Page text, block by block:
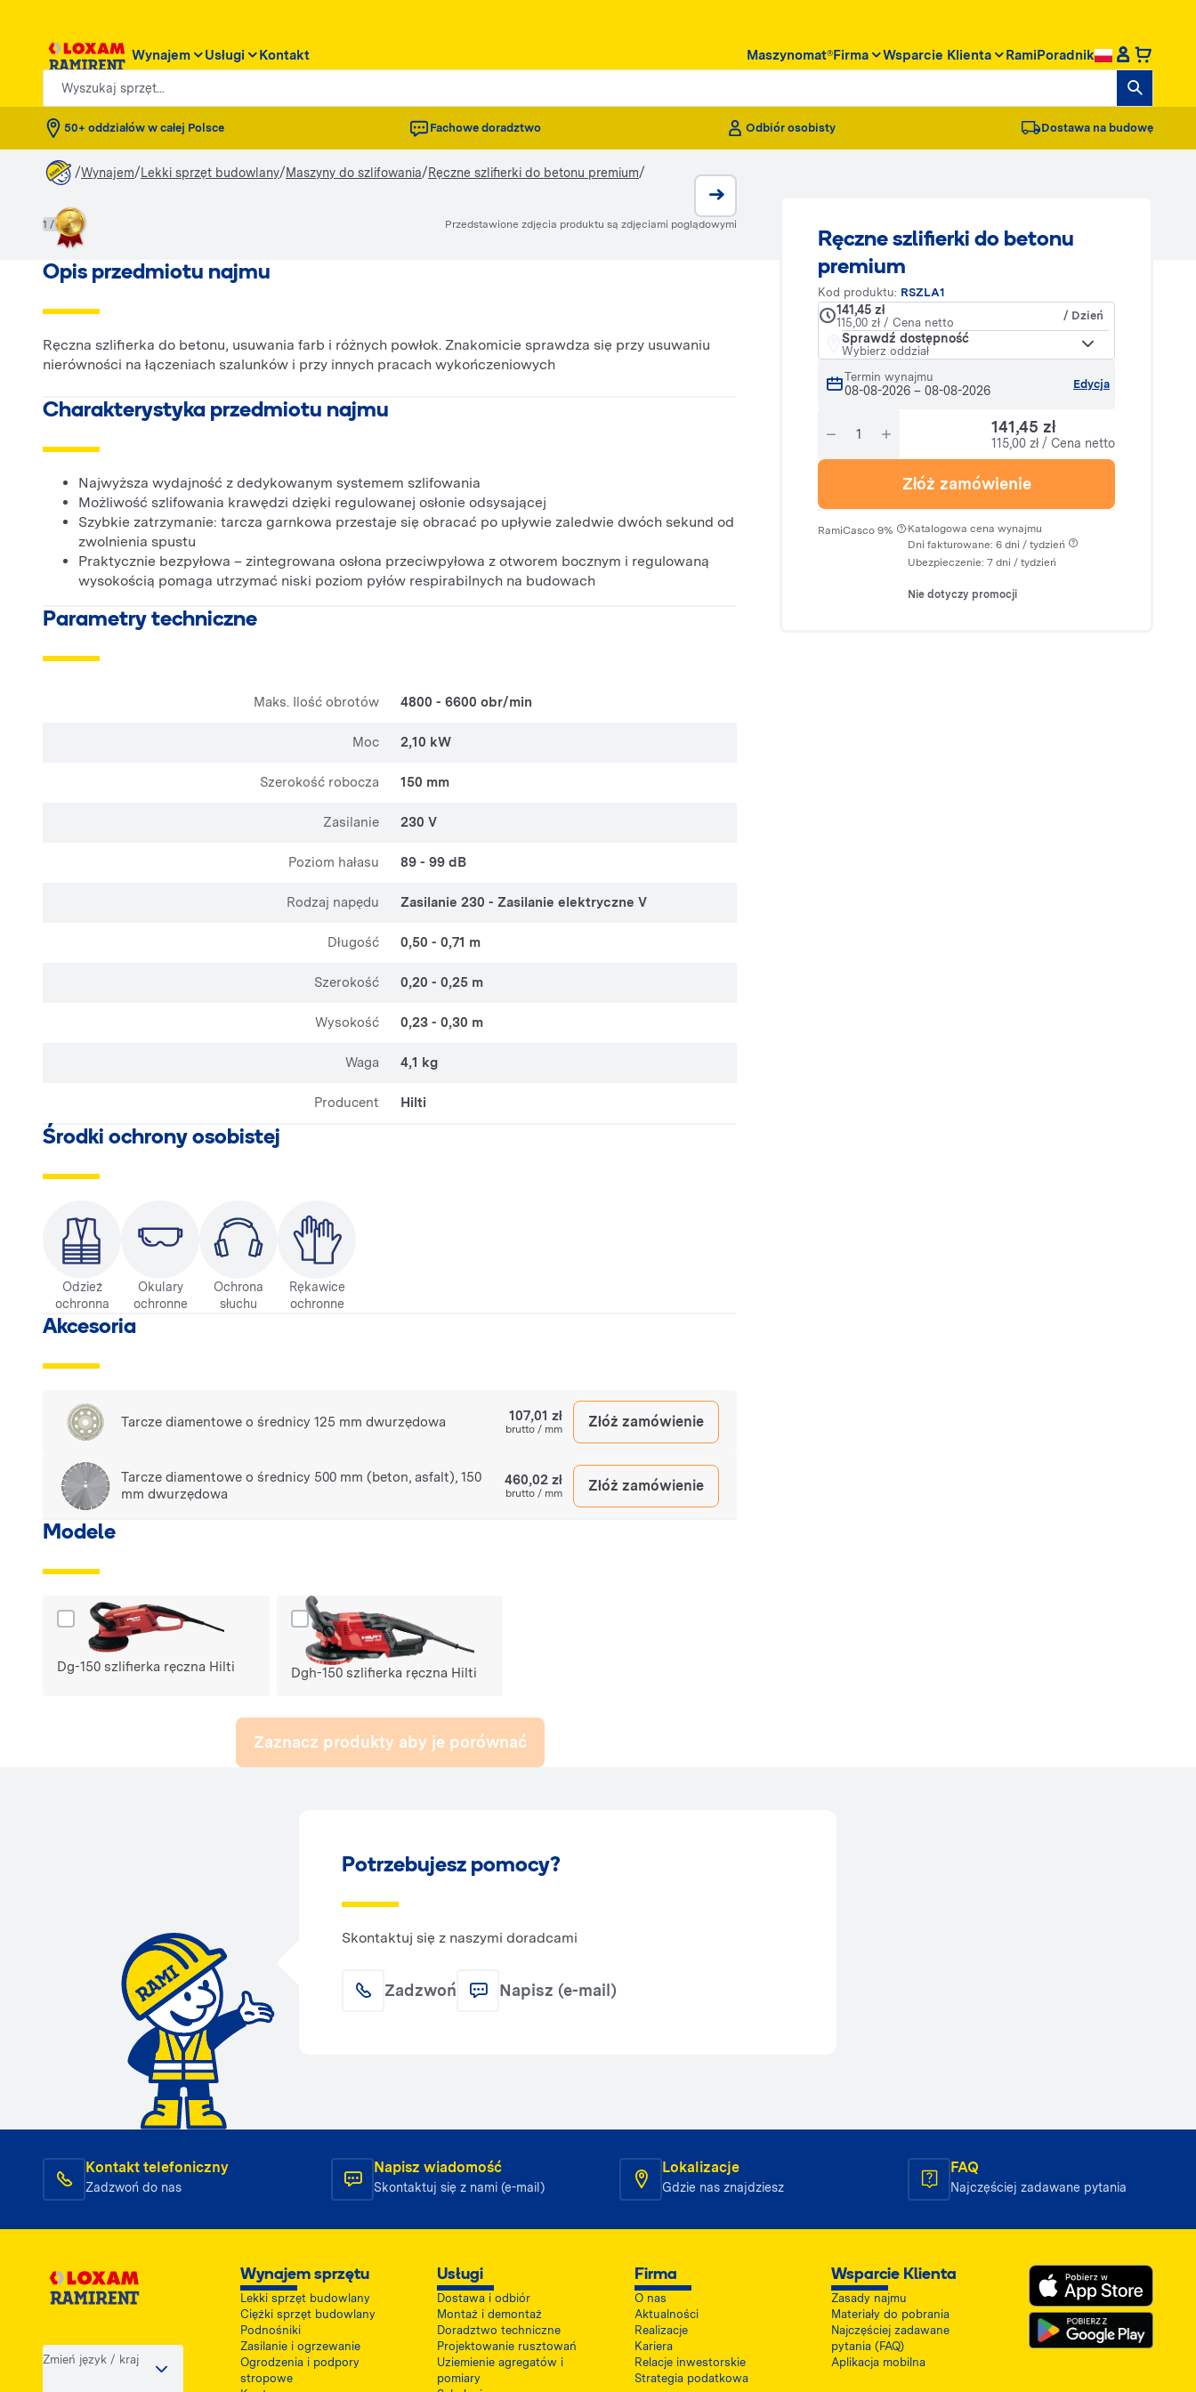
Wynajem Usługi Kontakt Maszynomat®Firma Wsparcie Klienta RamiPoradnik
Wyszukaj sprzęt...
50+ oddziałów w całej Polsce Fachowe doradztwo Odbiór osobisty Dostawa na budowę
/Wynajem/Lekki sprzęt budowlany/Maszyny do szlifowania/Ręczne szlifierki do betonu premium/
Ręczne szlifierki do betonu
premium
Kod produktu: RSZLA1
141,45 zł
115,00 zł / Cena netto
/ Dzień
Sprawdź dostępność
Wybierz oddział
Termin wynajmu
08-08-2026 – 08-08-2026 Edycja
141,45 zł
115,00 zł / Cena netto
Złóż zamówienie
RamiCasco 9% ·Katalogowa cena wynajmu
Dni fakturowane: 6 dni / tydzień
Ubezpieczenie: 7 dni / tydzień
Nie dotyczy promocji
1 / 3 Przedstawione zdjęcia produktu są zdjęciami poglądowymi
Opis przedmiotu najmu
Ręczna szlifierka do betonu, usuwania farb i różnych powłok. Znakomicie sprawdza się przy usuwaniu
nierówności na łączeniach szalunków i przy innych pracach wykończeniowych
Charakterystyka przedmiotu najmu
Najwyższa wydajność z dedykowanym systemem szlifowania
Możliwość szlifowania krawędzi dzięki regulowanej osłonie odsysającej
Szybkie zatrzymanie: tarcza garnkowa przestaje się obracać po upływie zaledwie dwóch sekund od
zwolnienia spustu
Praktycznie bezpyłowa – zintegrowana osłona przeciwpyłowa z otworem bocznym i regulowaną
wysokością pomaga utrzymać niski poziom pyłów respirabilnych na budowach
Parametry techniczne
Maks. Ilość obrotów 4800 - 6600 obr/min
Moc 2,10 kW
Szerokość robocza 150 mm
Zasilanie 230 V
Poziom hałasu 89 - 99 dB
Rodzaj napędu Zasilanie 230 - Zasilanie elektryczne V
Długość 0,50 - 0,71 m
Szerokość 0,20 - 0,25 m
Wysokość 0,23 - 0,30 m
Waga 4,1 kg
Producent Hilti
Środki ochrony osobistej
Odzież
ochronna
Okulary
ochronne
Ochrona
słuchu
Rękawice
ochronne
Akcesoria
Tarcze diamentowe o średnicy 125 mm dwurzędowa 107,01 zł
brutto / mm Złóż zamówienie
Tarcze diamentowe o średnicy 500 mm (beton, asfalt), 150
mm dwurzędowa
460,02 zł
brutto / mm Złóż zamówienie
Modele
Dodaj produkt Dg-150 szlifierka ręczna Hilti do porównania
Dg-150 szlifierka ręczna Hilti
Dodaj produkt Dgh-150 szlifierka ręczna Hilti do porównania
Dgh-150 szlifierka ręczna Hilti
Zaznacz produkty aby je porównać
Potrzebujesz pomocy?
Skontaktuj się z naszymi doradcami
Zadzwoń Napisz (e-mail)
Kontakt telefoniczny
Zadzwoń do nas
Napisz wiadomość
Skontaktuj się z nami (e-mail)
Lokalizacje
Gdzie nas znajdziesz
FAQ
Najczęściej zadawane pytania
Zmień język / kraj
Wynajem sprzętu
Lekki sprzęt budowlany
Ciężki sprzęt budowlany
Podnośniki
Zasilanie i ogrzewanie
Ogrodzenia i podpory
stropowe
Usługi
Dostawa i odbiór
Montaż i demontaż
Doradztwo techniczne
Projektowanie rusztowań
Uziemienie agregatów i
pomiary
Firma
O nas
Aktualności
Realizacje
Kariera
Relacje inwestorskie
Strategia podatkowa
Wsparcie Klienta
Zasady najmu
Materiały do pobrania
Najczęściej zadawane
pytania (FAQ)
Aplikacja mobilna